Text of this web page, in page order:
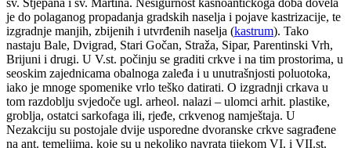
je do polaganog propadanja gradskih naselja i pojave kastrizacije, te
izgradnje manjih, zbijenih i utvrđenih naselja (kastrum). Tako
nastaju Bale, Dvigrad, Stari Gočan, Straža, Sipar, Parentinski Vrh,
Brijuni i drugi. U V.st. počinju se graditi crkve i na tim prostorima, u
seoskim zajednicama obalnoga zaleđa i u unutrašnjosti poluotoka,
iako je mnoge spomenike vrlo teško datirati. O izgradnji crkava u
tom razdoblju svjedoče ugl. arheol. nalazi – ulomci arhit. plastike,
groblja, ostatci sarkofaga ili, rjeđe, crkvenog namještaja. U
Nezakciju su postojale dvije usporedne dvoranske crkve sagrađene
na ant. temeljima, koje su u nekoliko navrata tijekom VI. i VII.st.